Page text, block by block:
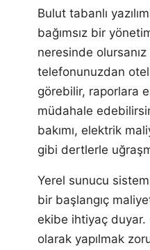
Bulut tabanlı
bağımsız bir
neresinde olursanız
telefonunuzdan
görebilir, raporlara
müdahale
bakımı, elektrik
gibi dertlerle
Yerel sunucu
bir başlangıç
ekibe ihtiyaç duyar.
olarak yapılmak